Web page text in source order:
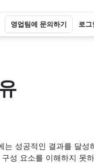
성공적인 결과를 달성
성 요소를 이해하지 못
영업팀에 문의하기 로그